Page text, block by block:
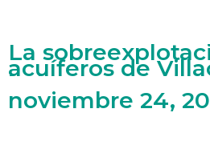
La
acuíferos de
bajo una
economía
noviembre 24,